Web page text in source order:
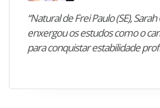
“Natural de Frei Paulo (SE),
enxergou os estudos como o
para conquistar estabilidade